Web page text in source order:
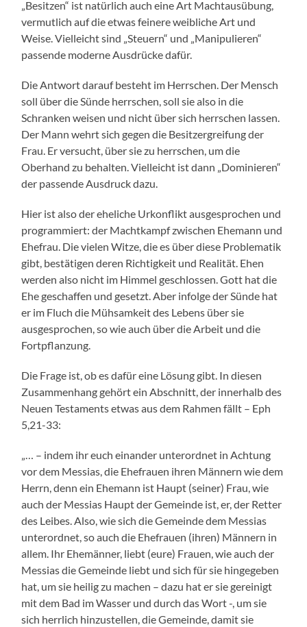
„Besitzen“ ist natürlich auch eine Art Machtausübung,
vermutlich auf die etwas feinere weibliche Art und
Weise. Vielleicht sind „Steuern“ und „Manipulieren“
passende moderne Ausdrücke dafür.
Die Antwort darauf besteht im Herrschen. Der Mensch
soll über die Sünde herrschen, soll sie also in die
Schranken weisen und nicht über sich herrschen lassen.
Der Mann wehrt sich gegen die Besitzergreifung der
Frau. Er versucht, über sie zu herrschen, um die
Oberhand zu behalten. Vielleicht ist dann „Dominieren“
der passende Ausdruck dazu.
Hier ist also der eheliche Urkonflikt ausgesprochen und
programmiert: der Machtkampf zwischen Ehemann und
Ehefrau. Die vielen Witze, die es über diese Problematik
gibt, bestätigen deren Richtigkeit und Realität. Ehen
werden also nicht im Himmel geschlossen. Gott hat die
Ehe geschaffen und gesetzt. Aber infolge der Sünde hat
er im Fluch die Mühsamkeit des Lebens über sie
ausgesprochen, so wie auch über die Arbeit und die
Fortpflanzung.
Die Frage ist, ob es dafür eine Lösung gibt. In diesen
Zusammenhang gehört ein Abschnitt, der innerhalb des
Neuen Testaments etwas aus dem Rahmen fällt – Eph
5,21-33:
„… – indem ihr euch einander unterordnet in Achtung
vor dem Messias, die Ehefrauen ihren Männern wie dem
Herrn, denn ein Ehemann ist Haupt (seiner) Frau, wie
auch der Messias Haupt der Gemeinde ist, er, der Retter
des Leibes. Also, wie sich die Gemeinde dem Messias
unterordnet, so auch die Ehefrauen (ihren) Männern in
allem. Ihr Ehemänner, liebt (eure) Frauen, wie auch der
Messias die Gemeinde liebt und sich für sie hingegeben
hat, um sie heilig zu machen – dazu hat er sie gereinigt
mit dem Bad im Wasser und durch das Wort -, um sie
sich herrlich hinzustellen, die Gemeinde, damit sie